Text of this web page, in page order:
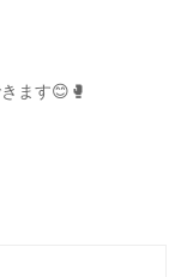
ます😊🥊